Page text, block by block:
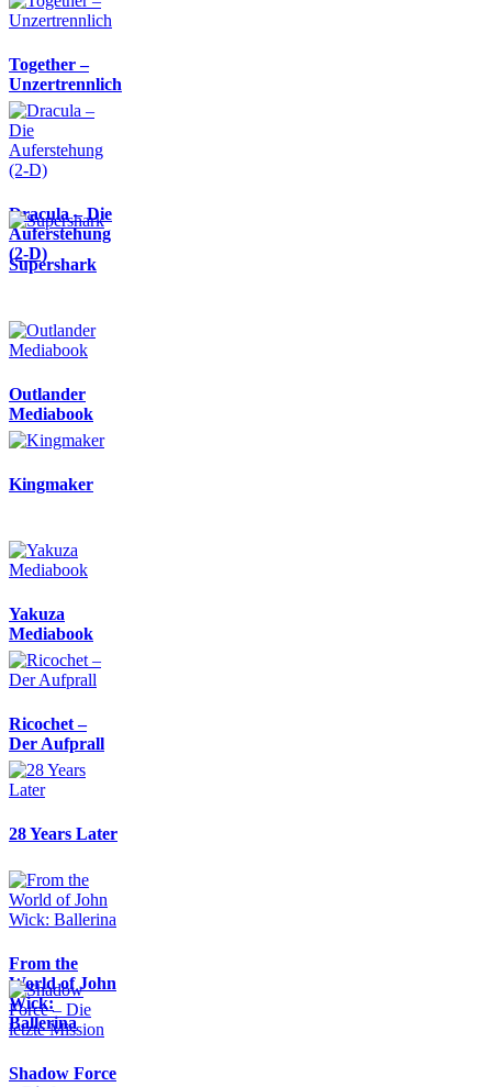
Together –
Unzertrennlich
Dracula – Die
Auferstehung
(2-D)
Supershark
Outlander
Mediabook
Kingmaker
Yakuza
Mediabook
Ricochet –
Der Aufprall
28 Years Later
From the
World of John
Wick:
Ballerina
Shadow Force